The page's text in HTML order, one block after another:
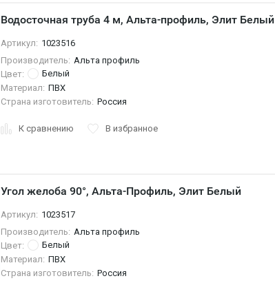
Водосточная труба 4 м, Альта-профиль, Элит Белый
Артикул: 1023516
Производитель: Альта профиль
Цвет:
Белый
Материал: ПВХ
Страна изготовитель: Россия
К сравнению В избранное
Угол желоба 90°, Альта-Профиль, Элит Белый
Артикул: 1023517
Производитель: Альта профиль
Цвет:
Белый
Материал: ПВХ
Страна изготовитель: Россия